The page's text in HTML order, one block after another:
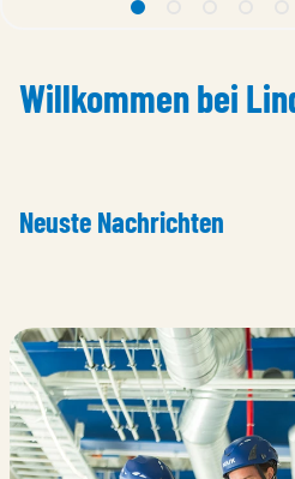
1 Lindab
Willkommen bei
Neuste Nachrichten